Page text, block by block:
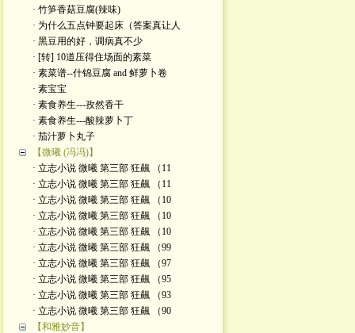
· 竹笋香菇豆腐(辣味)
· 为什么五点钟要起床（答案真让人
· 黑豆用的好，调病真不少
· [转] 10道压得住场面的素菜
· 素菜谱--什锦豆腐 and 鲜萝卜卷
· 素宝宝
· 素食养生---孜然香干
· 素食养生---酸辣萝卜丁
· 茄汁萝卜丸子
【微曦 (冯冯)】
· 立志小说 微曦 第三部 狂飆 （11
· 立志小说 微曦 第三部 狂飆 （11
· 立志小说 微曦 第三部 狂飆 （10
· 立志小说 微曦 第三部 狂飆 （10
· 立志小说 微曦 第三部 狂飆 （10
· 立志小说 微曦 第三部 狂飆 （99
· 立志小说 微曦 第三部 狂飆 （97
· 立志小说 微曦 第三部 狂飆 （95
· 立志小说 微曦 第三部 狂飆 （93
· 立志小说 微曦 第三部 狂飆 （90
【和雅妙音】